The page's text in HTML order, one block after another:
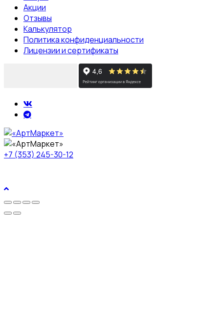
Акции
Отзывы
Калькулятор
Политика конфиденциальности
Лицензии и сертификаты
+7 (353) 245-30-12